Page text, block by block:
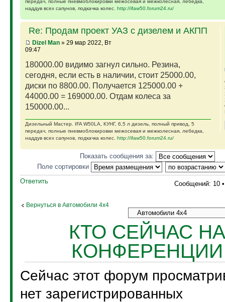
передач, полные пневмоблокировки межосевая и межколесная, лебедка,
наддув всех сапунов, подкачка колес. http://ifaw50.forum24.ru/
Re: Продам проект УАЗ с дизелем и АКПП
Dizel Man» 29 мар 2022, Вт
09:47
180000.00 видимо загнул сильно. Резина,
сегодня, если есть в наличии, стоит 25000.00,
диски по 8800.00. Получается 125000.00 +
44000.00 = 169000.00. Отдам колеса за
150000.00...
Дизельный Мастер. IFA W50LA, КУНГ, 6,5 л дизель, полный привод, 5
передач, полные пневмоблокировки межосевая и межколесная, лебедка,
наддув всех сапунов, подкачка колес. http://ifaw50.forum24.ru/
Показать сообщения за:
Поле сортировки
Ответить
Сообщений: 10
Вернуться в Автомобили 4х4
КТО СЕЙЧАС
КОНФЕРЕНЦИИ
Сейчас этот форум
нет зарегистрированных